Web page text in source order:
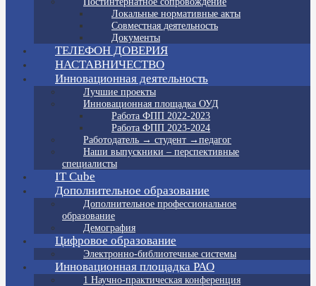
Локальные нормативные акты
Совместная деятельность
Документы
ТЕЛЕФОН ДОВЕРИЯ
НАСТАВНИЧЕСТВО
Инновационная деятельность
Лучшие проекты
Инновационная площадка ОУД
Работа ФПП 2022-2023
Работа ФПП 2023-2024
Работодатель → студент →педагог
Наши выпускники – перспективные
специалисты
IT Cube
Дополнительное образование
Дополнительное профессиональное
образование
Демография
Цифровое образование
Электронно-библиотечные системы
Инновационная площадка РАО
1 Научно-практическая конференция